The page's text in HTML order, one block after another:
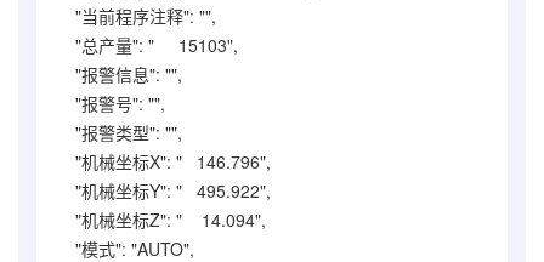
"当前程序注释": "",
"总产量": " 15103",
"报警信息": "",
"报警号": "",
"报警类型": "",
"机械坐标X": " 146.796",
"机械坐标Y": " 495.922",
"机械坐标Z": " 14.094",
"模式": "AUTO",